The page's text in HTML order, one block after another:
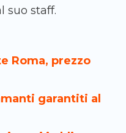
suo staff.
Roma, prezzo
garantiti al